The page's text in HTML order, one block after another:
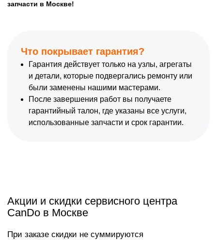
запчасти в Москве!
Что покрывает гарантия?
Гарантия действует только на узлы, агрегаты
и детали, которые подвергались ремонту или
были заменены нашими мастерами.
После завершения работ вы получаете
гарантийный талон, где указаны все услуги,
использованные запчасти и срок гарантии.
Акции и скидки сервисного центра
CanDo в Москве
При заказе скидки не суммируются